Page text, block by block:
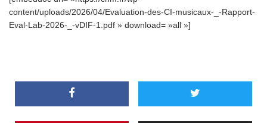
content/uploads/2026/04/Evaluation-des-CI-musicaux-_-Rapport-
Eval-Lab-2026-_-vDIF-1.pdf » download= »all »]